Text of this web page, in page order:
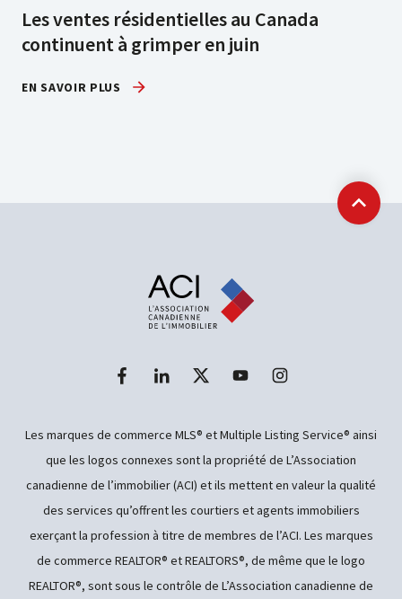
Les ventes résidentielles au Canada
continuent à grimper en juin
EN SAVOIR PLUS
Les marques de commerce MLS® et Multiple Listing Service® ainsi
que les logos connexes sont la propriété de L’Association
canadienne de l’immobilier (ACI) et ils mettent en valeur la qualité
des services qu’offrent les courtiers et agents immobiliers
exerçant la profession à titre de membres de l’ACI. Les marques
de commerce REALTOR® et REALTORS®, de même que le logo
REALTOR®, sont sous le contrôle de L’Association canadienne de